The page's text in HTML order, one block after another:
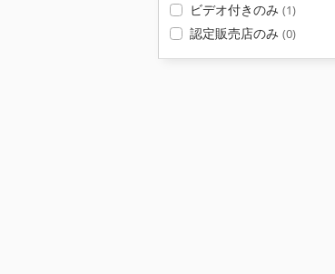
ビデオ付きのみ (1)
認定販売店のみ (0)